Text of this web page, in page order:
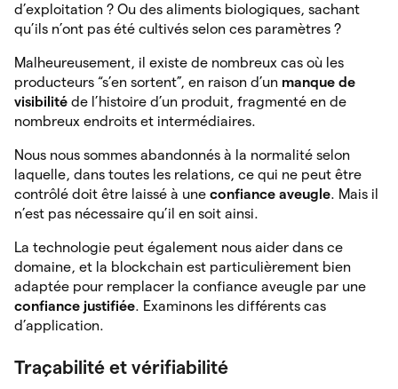
d’exploitation ? Ou des aliments biologiques, sachant
qu’ils n’ont pas été cultivés selon ces paramètres ?
Malheureusement, il existe de nombreux cas où les
producteurs “s’en sortent”, en raison d’un manque de
visibilité de l’histoire d’un produit, fragmenté en de
nombreux endroits et intermédiaires.
Nous nous sommes abandonnés à la normalité selon
laquelle, dans toutes les relations, ce qui ne peut être
contrôlé doit être laissé à une confiance aveugle. Mais il
n’est pas nécessaire qu’il en soit ainsi.
La technologie peut également nous aider dans ce
domaine, et la blockchain est particulièrement bien
adaptée pour remplacer la confiance aveugle par une
confiance justifiée. Examinons les différents cas
d’application.
Traçabilité et vérifiabilité